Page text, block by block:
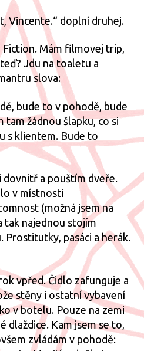
Vincente.“ doplní druhej.
Fiction. Mám filmovej trip,
Jdu na toaletu a
slova:
bude to v pohodě, bude
žádnou šlapku, co si
s klientem. Bude to
a pouštím dveře.
v místnosti
(možná jsem na
tak najednou stojím
Prostitutky, pasáci a herák.
vpřed. Čidlo zafunguje a
stěny i ostatní vybavení
v botelu. Pouze na zemi
dlaždice. Kam jsem se to,
zvládám v pohodě: